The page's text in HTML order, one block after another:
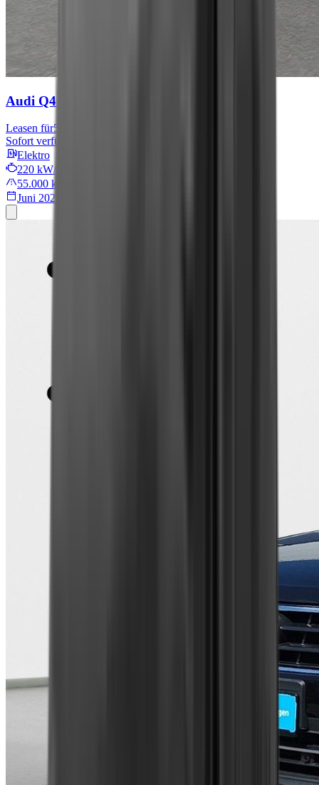
Audi Q4 e-tron
Leasen für567 € mtl.
Sofort verfügbar
Elektro
220 kW/299 PS
55.000 km
Juni 2022